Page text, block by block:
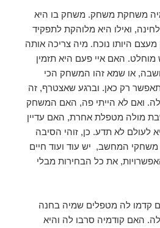
משחקת משחק. משחק בו היא
ואילו היא מלוהקת לתפקיד
היותו נוכח. מיה צריכה אותה
האם איי פעם היא תזמין
או שמא זהו המשחק הכי
רק כאן. וברגע שאצטרף, זה
ואם לא הייתי פה, האם המשחק
מולה מטפלת אחרת, האם עדיין
לעולם לא תדע. כן, זוהי הסיבה
המחשב, יש עוד ועוד חיים
את כל הבחירות מבלי
קדמו לה מטפלים שמיה בחנה
האם קודמיה סרבו לה והיא